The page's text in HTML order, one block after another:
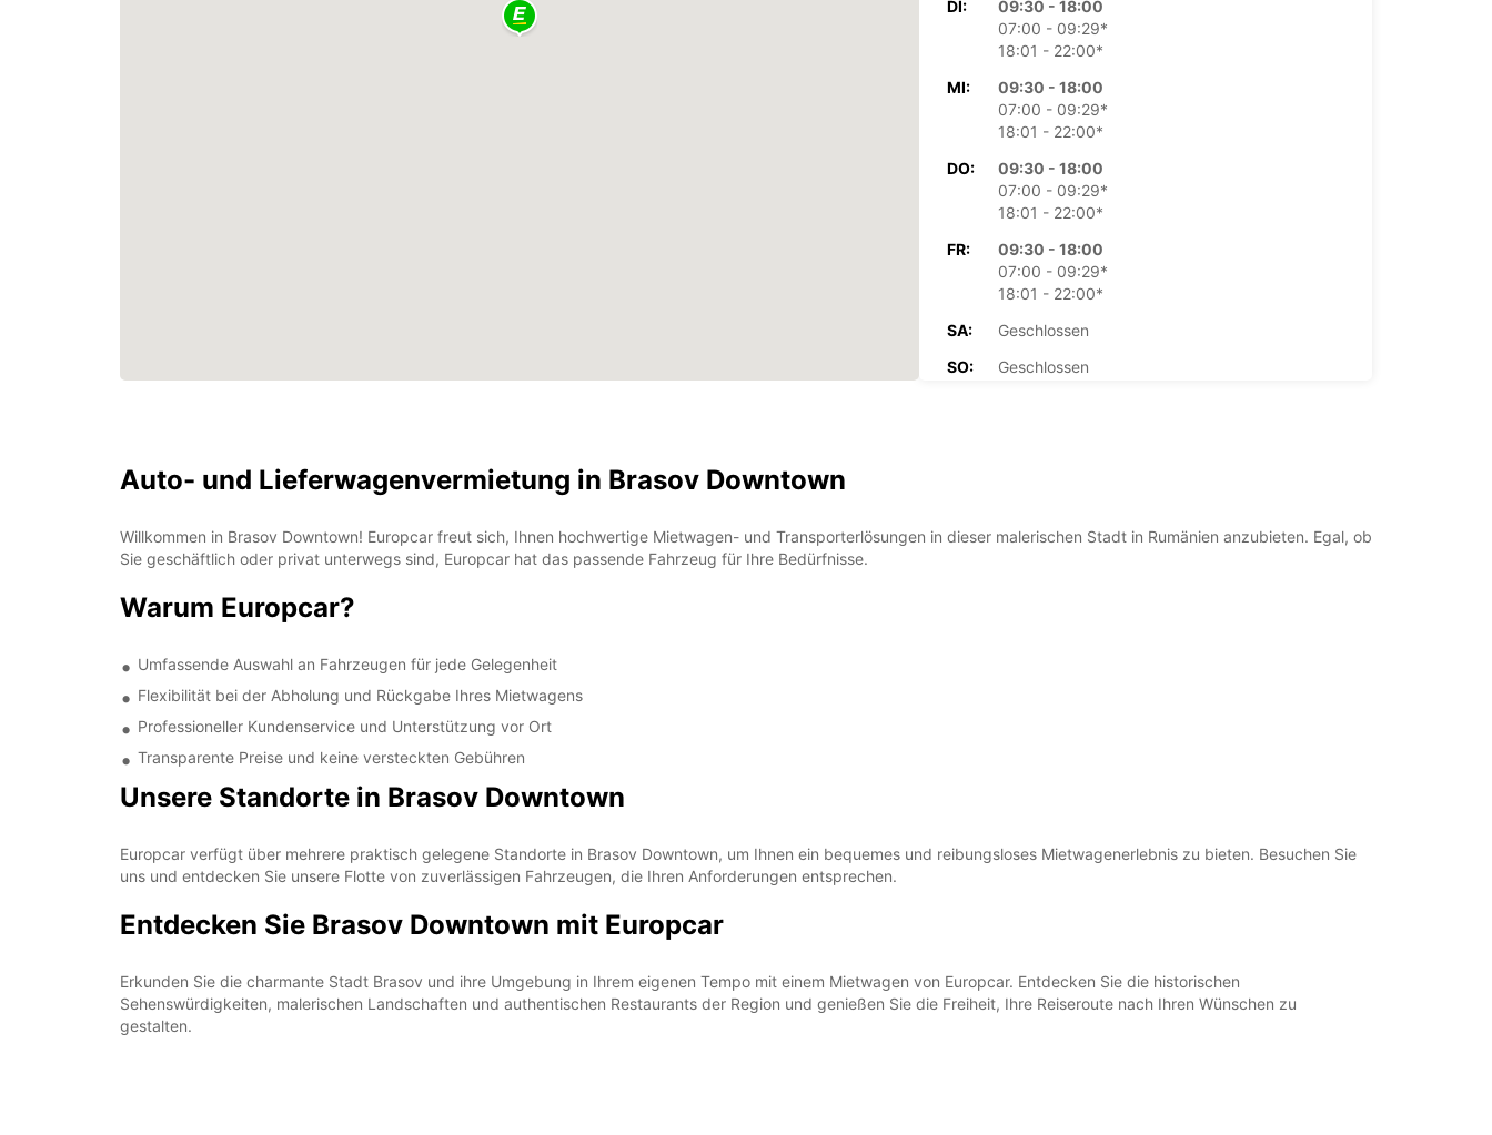
DI:
09:30 - 18:00
07:00 - 09:29*
18:01 - 22:00*
MI:
09:30 - 18:00
07:00 - 09:29*
18:01 - 22:00*
DO:
09:30 - 18:00
07:00 - 09:29*
18:01 - 22:00*
FR:
09:30 - 18:00
07:00 - 09:29*
18:01 - 22:00*
SA:
Geschlossen
SO:
Geschlossen
+40 (745) 236660
Auto- und Lieferwagenvermietung in Brasov Downtown
Willkommen in Brasov Downtown! Europcar freut sich, Ihnen hochwertige Mietwagen- und Transporterlösungen in dieser malerischen Stadt in Rumänien anzubieten. Egal, ob
Sie geschäftlich oder privat unterwegs sind, Europcar hat das passende Fahrzeug für Ihre Bedürfnisse.
Warum Europcar?
Umfassende Auswahl an Fahrzeugen für jede Gelegenheit
Flexibilität bei der Abholung und Rückgabe Ihres Mietwagens
Professioneller Kundenservice und Unterstützung vor Ort
Transparente Preise und keine versteckten Gebühren
Unsere Standorte in Brasov Downtown
Europcar verfügt über mehrere praktisch gelegene Standorte in Brasov Downtown, um Ihnen ein bequemes und reibungsloses Mietwagenerlebnis zu bieten. Besuchen Sie
uns und entdecken Sie unsere Flotte von zuverlässigen Fahrzeugen, die Ihren Anforderungen entsprechen.
Entdecken Sie Brasov Downtown mit Europcar
Erkunden Sie die charmante Stadt Brasov und ihre Umgebung in Ihrem eigenen Tempo mit einem Mietwagen von Europcar. Entdecken Sie die historischen
Sehenswürdigkeiten, malerischen Landschaften und authentischen Restaurants der Region und genießen Sie die Freiheit, Ihre Reiseroute nach Ihren Wünschen zu
gestalten.